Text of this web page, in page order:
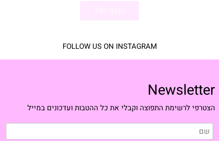
FOLLOW US ON INSTAGRAM
Newsletter
הצטרפי לרשימת התפוצה וקבלי את כל ההטבות ועדכונים במייל